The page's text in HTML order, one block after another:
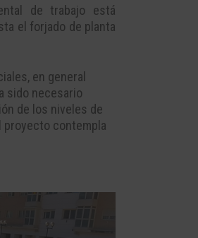
de trabajo está
el forjado de planta
en general
sido necesario
de los niveles de
proyecto contempla